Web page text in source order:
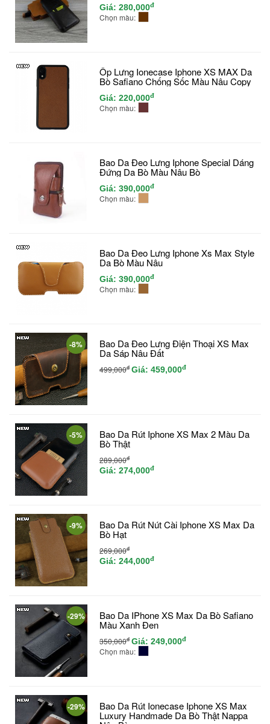
Giá: 280,000đ
Chọn màu:
Ốp Lưng Ionecase Iphone XS MAX Da
Bò Safiano Chống Sốc Màu Nâu Copy
Giá: 220,000đ
Chọn màu:
Bao Da Đeo Lưng Iphone Special Dáng
Đứng Da Bò Màu Nâu Bò
Giá: 390,000đ
Chọn màu:
Bao Da Đeo Lưng Iphone Xs Max Style
Da Bò Màu Nâu
Giá: 390,000đ
Chọn màu:
-8% Bao Da Đeo Lưng Điện Thoại XS Max
Da Sáp Nâu Đất
499,000đ Giá: 459,000đ
-5% Bao Da Rút Iphone XS Max 2 Màu Da
Bò Thật
289,000đ
Giá: 274,000đ
-9% Bao Da Rút Nút Cài Iphone XS Max Da
Bò Hạt
269,000đ
Giá: 244,000đ
-29% Bao Da IPhone XS Max Da Bò Safiano
Màu Xanh Đen
350,000đ Giá: 249,000đ
Chọn màu:
-29% Bao Da Rút Ionecase Iphone XS Max
Luxury Handmade Da Bò Thật Nappa